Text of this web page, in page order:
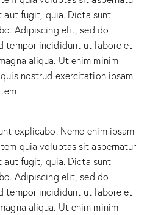
aut fugit, quia. Dicta sunt
Adipiscing elit, sed do
tempor incididunt ut labore et
aliqua. Ut enim minim
nostrud exercitation ipsam
explicabo. Nemo enim ipsam
quia voluptas sit aspernatur
aut fugit, quia. Dicta sunt
Adipiscing elit, sed do
tempor incididunt ut labore et
aliqua. Ut enim minim